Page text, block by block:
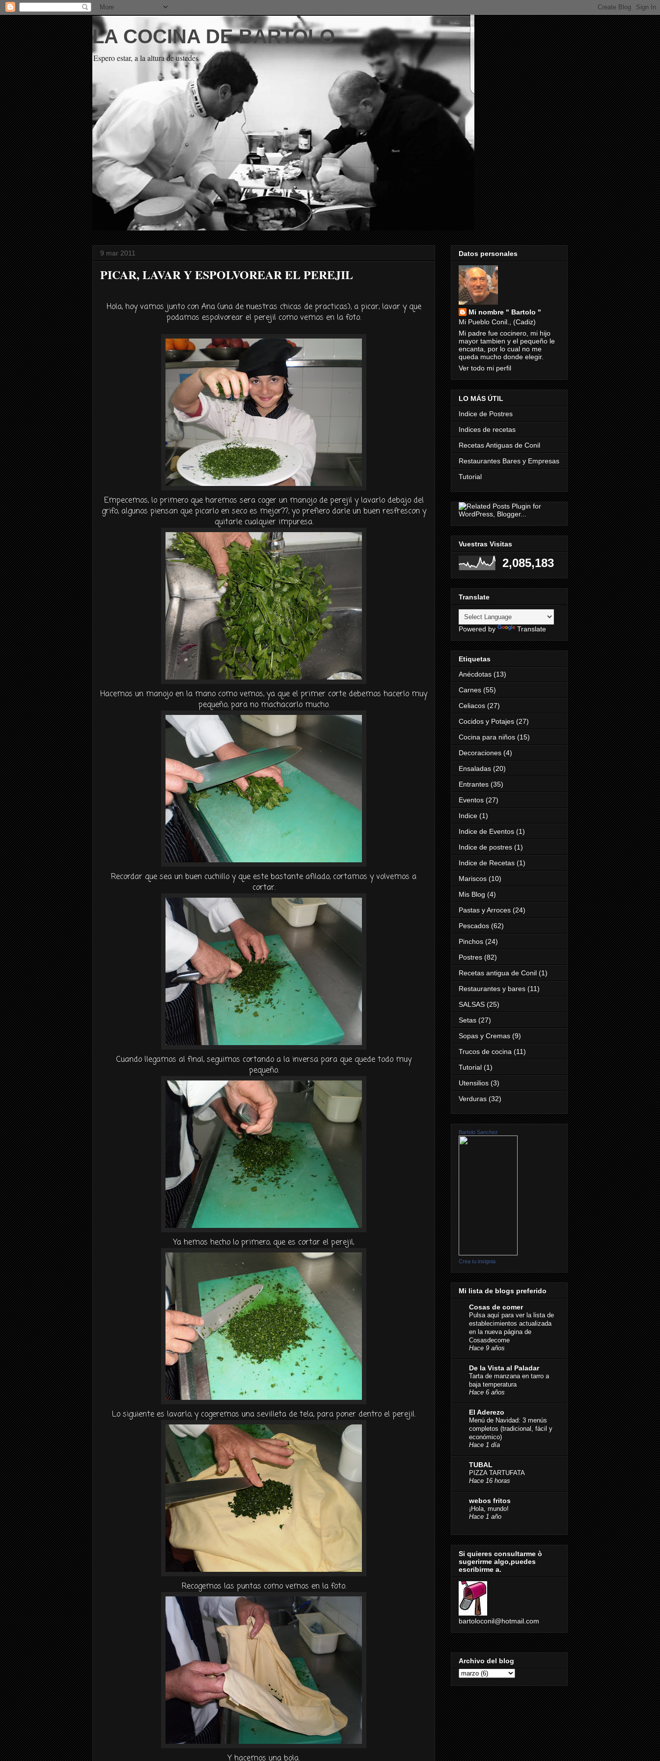
LA COCINA DE BARTOLO
Espero estar, a la altura de ustedes
9 mar 2011
PICAR, LAVAR Y ESPOLVOREAR EL PEREJIL
Hola, hoy vamos junto con Ana (una de nuestras chicas de practicas), a picar, lavar y que
podamos espolvorear el perejil como vemos en la foto.
Empecemos, lo primero que haremos sera coger un manojo de perejil y lavarlo debajo del
grifo, algunos piensan que picarloen seco es mejor??, yo prefiero darle un buen resfrescony
quitarle cualquier impuresa.
Hacemos un manojo en la mano como vemos, ya que el primer corte debemos hacerlo muy
pequeño, para no machacarlo mucho.
Recordar que sea un buen cuchillo y que este bastante afilado, cortamos y volvemos a
cortar.
Cuando llegamos al final, seguimos cortando a la inversa para que quede todo muy
pequeño.
Ya hemos hecho lo primero, que es cortar el perejil,
Lo siguiente es lavarlo, y cogeremos una sevilleta de tela, para poner dentro el perejil.
Recogemos las puntas como vemos en la foto.
Y hacemos una bola.
Datos personales
Mi nombre " Bartolo "
Mi Pueblo Conil., (Cadiz)
Mi padre fue cocinero, mi hijo
mayor tambien y el pequeño le
encanta, por lo cual no me
queda mucho donde elegir.
Ver todo mi perfil
LO MÁS ÚTIL
Indice de Postres
Indices de recetas
Recetas Antiguas de Conil
Restaurantes Bares y Empresas
Tutorial
Vuestras Visitas
2,085,183
Translate
Powered by Translate
Etiquetas
Anécdotas (13)
Carnes (55)
Celiacos (27)
Cocidos y Potajes (27)
Cocina para niños (15)
Decoraciones (4)
Ensaladas (20)
Entrantes (35)
Eventos (27)
Indice (1)
Indice de Eventos (1)
Indice de postres (1)
Indice de Recetas (1)
Mariscos (10)
Mis Blog (4)
Pastas y Arroces (24)
Pescados (62)
Pinchos (24)
Postres (82)
Recetas antigua de Conil (1)
Restaurantes y bares (11)
SALSAS (25)
Setas (27)
Sopas y Cremas (9)
Trucos de cocina (11)
Tutorial (1)
Utensilios (3)
Verduras (32)
Bartolo Sanchez
Crea tu insignia
Mi lista de blogs preferido
Cosas de comer
Pulsa aquí para ver la lista de
establecimientos actualizada
en la nueva página de
Cosasdecome
Hace 9 años
De la Vista al Paladar
Tarta de manzana en tarro a
baja temperatura
Hace 6 años
El Aderezo
Menú de Navidad: 3 menús
completos (tradicional, fácil y
económico)
Hace 1 día
TUBAL
PIZZA TARTUFATA
Hace 16 horas
webos fritos
¡Hola, mundo!
Hace 1 año
Si quieres consultarme ò
sugerirme algo,puedes
escribirme a.
bartoloconil@hotmail.com
Archivo del blog